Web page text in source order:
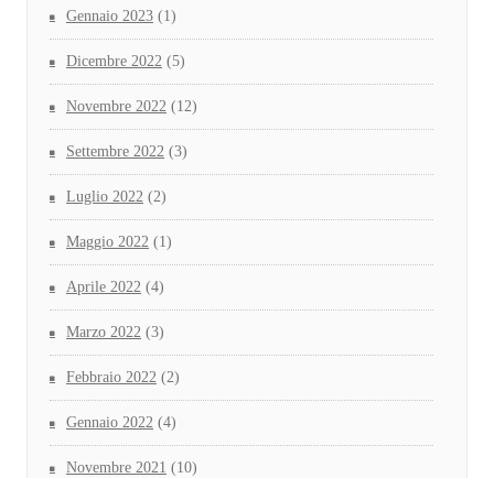
Gennaio 2023 (1)
Dicembre 2022 (5)
Novembre 2022 (12)
Settembre 2022 (3)
Luglio 2022 (2)
Maggio 2022 (1)
Aprile 2022 (4)
Marzo 2022 (3)
Febbraio 2022 (2)
Gennaio 2022 (4)
Novembre 2021 (10)